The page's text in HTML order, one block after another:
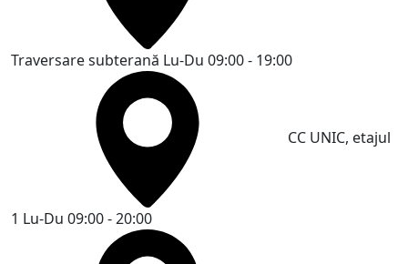
Traversare subterană Lu-Du 09:00 - 19:00
CC UNIC, etajul
1 Lu-Du 09:00 - 20:00